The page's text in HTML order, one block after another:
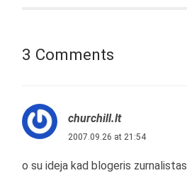
3 Comments
churchill.lt
2007.09.26 at 21:54
o su ideja kad blogeris